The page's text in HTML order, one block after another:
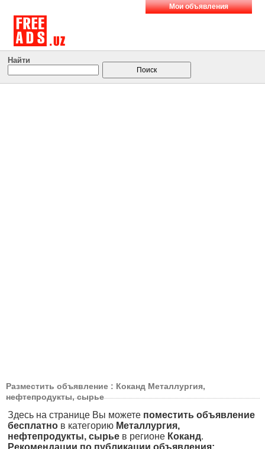
Мои объявления
Найти
Разместить объявление : Коканд Металлургия,
нефтепродукты, сырье
Здесь на странице Вы можете поместить объявление
бесплатно в категорию Металлургия,
нефтепродукты, сырье в регионе Коканд.
Рекомендации по публикации объявления: